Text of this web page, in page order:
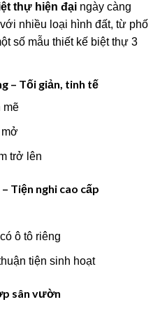
thự hiện đại ngày càng
nhiều loại hình đất, từ phố
số mẫu thiết kế biệt thự 3
– Tối giản, tinh tế
mẽ
trở lên
Tiện nghi cao cấp
ô tô riêng
tiện sinh hoạt
sân vườn